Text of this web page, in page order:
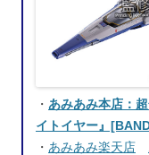
・ あみあみ本店：
イトイヤー』
・ あみあみ楽天店